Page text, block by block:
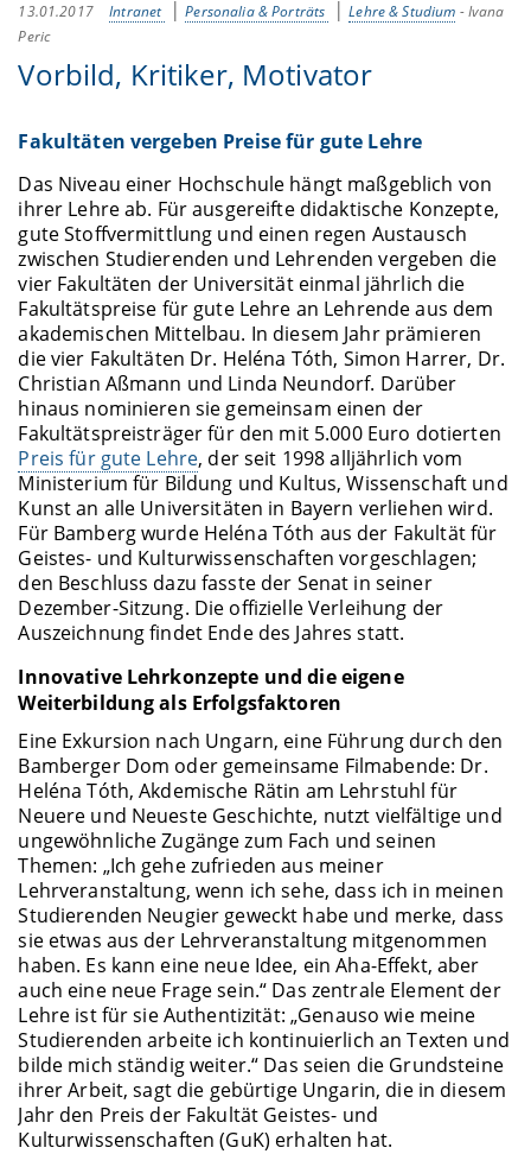
13.01.2017 Intranet Personalia & Porträts Lehre & Studium -Ivana
Peric
Vorbild, Kritiker, Motivator
Fakultäten vergeben Preise für gute Lehre
Das Niveau einer Hochschule hängt maßgeblich von
ihrer Lehre ab. Für ausgereifte didaktische Konzepte,
gute Stoffvermittlung und einen regen Austausch
zwischen Studierenden und Lehrenden vergeben die
vier Fakultäten der Universität einmal jährlich die
Fakultätspreise für gute Lehre an Lehrende aus dem
akademischen Mittelbau. In diesem Jahr prämieren
die vier Fakultäten Dr. Heléna Tóth, Simon Harrer, Dr.
Christian Aßmann und Linda Neundorf. Darüber
hinaus nominieren sie gemeinsam einen der
Fakultätspreisträger für den mit 5.000 Euro dotierten
Preis für gute Lehre, der seit 1998 alljährlich vom
Ministerium für Bildung und Kultus, Wissenschaft und
Kunst an alle Universitäten in Bayern verliehen wird.
Für Bamberg wurde Heléna Tóth aus der Fakultät für
Geistes- und Kulturwissenschaften vorgeschlagen;
den Beschluss dazu fasste der Senat in seiner
Dezember-Sitzung. Die offizielle Verleihung der
Auszeichnung findet Ende des Jahres statt.
Innovative Lehrkonzepte und die eigene
Weiterbildung als Erfolgsfaktoren
Eine Exkursion nach Ungarn, eine Führung durch den
Bamberger Dom oder gemeinsame Filmabende: Dr.
Heléna Tóth, Akdemische Rätin am Lehrstuhl für
Neuere und Neueste Geschichte, nutzt vielfältige und
ungewöhnliche Zugänge zum Fach und seinen
Themen: „Ich gehe zufrieden aus meiner
Lehrveranstaltung, wenn ich sehe, dass ich in meinen
Studierenden Neugier geweckt habe und merke, dass
sie etwas aus der Lehrveranstaltung mitgenommen
haben. Es kann eine neue Idee, ein Aha-Effekt, aber
auch eine neue Frage sein.“ Das zentrale Element der
Lehre ist für sie Authentizität: „Genauso wie meine
Studierenden arbeite ich kontinuierlich an Texten und
bilde mich ständig weiter.“ Das seien die Grundsteine
ihrer Arbeit, sagt die gebürtige Ungarin, die in diesem
Jahr den Preis der Fakultät Geistes- und
Kulturwissenschaften (GuK) erhalten hat.